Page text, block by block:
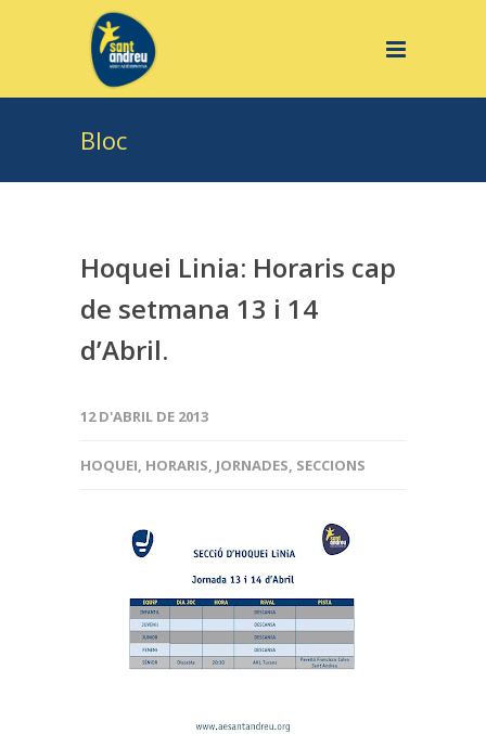
Bloc
Hoquei Linia: Horaris cap
de setmana 13 i 14
d’Abril.
12 D'ABRIL DE 2013
HOQUEI, HORARIS, JORNADES, SECCIONS